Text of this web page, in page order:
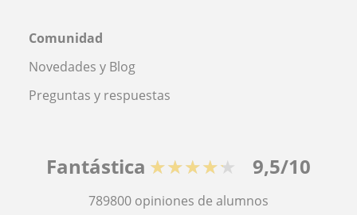
Comunidad
Novedades y Blog
Preguntas y respuestas
Fantástica ★★★★★ 9,5/10
789800 opiniones de alumnos